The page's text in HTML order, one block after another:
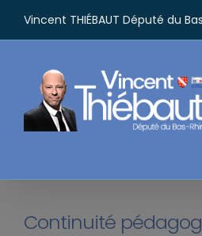
contenu
Vincent THIÉBAUT Député du
Continuité